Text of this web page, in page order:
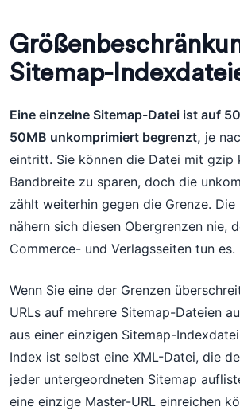
Sitemap-
Eine einzelne Sitemap-Datei ist auf
50MB unkomprimiert begrenzt, je
eintritt. Sie können die Datei mit gzip
Bandbreite zu sparen, doch die
zählt weiterhin gegen die Grenze. Die
nähern sich diesen Obergrenzen nie,
Commerce- und Verlagsseiten tun es.
Wenn Sie eine der Grenzen
URLs auf mehrere Sitemap-Dateien
aus einer einzigen Sitemap-
Index ist selbst eine XML-Datei, die
jeder untergeordneten Sitemap
eine einzige Master-URL einreichen